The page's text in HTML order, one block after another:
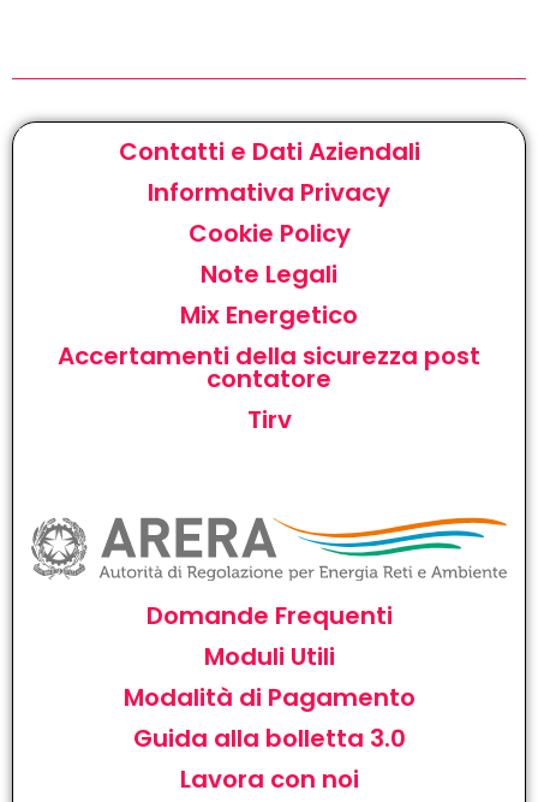
Contatti e Dati Aziendali
Informativa Privacy
Cookie Policy
Note Legali
Mix Energetico
Accertamenti della sicurezza post
contatore
Tirv
Domande Frequenti
Moduli Utili
Modalità di Pagamento
Guida alla bolletta 3.0
Lavora con noi